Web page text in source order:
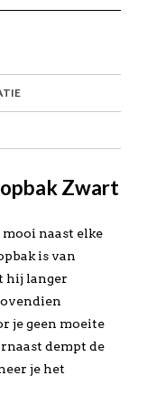
Zwart
naast elke
is van
hij langer
je geen moeite
dempt de
je het